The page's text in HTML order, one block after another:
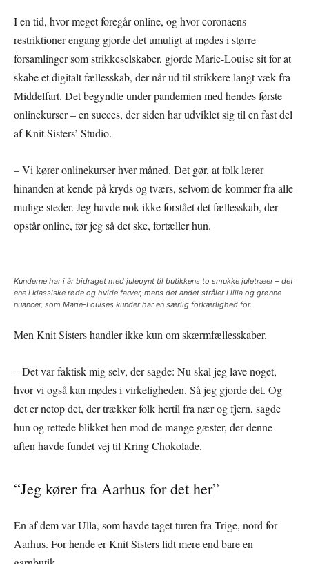
I en tid, hvor meget foregår online, og hvor coronaens
restriktioner engang gjorde det umuligt at mødes i større
forsamlinger som strikkeselskaber, gjorde Marie-Louise sit for at
skabe et digitalt fællesskab, der når ud til strikkere langt væk fra
Middelfart. Det begyndte under pandemien med hendes første
onlinekurser – en succes, der siden har udviklet sig til en fast del
af Knit Sisters’ Studio.
– Vi kører onlinekurser hver måned. Det gør, at folk lærer
hinanden at kende på kryds og tværs, selvom de kommer fra alle
mulige steder. Jeg havde nok ikke forstået det fællesskab, der
opstår online, før jeg så det ske, fortæller hun.
Kunderne har i år bidraget med julepynt til butikkens to smukke juletræer – det
ene i klassiske røde og hvide farver, mens det andet stråler i lilla og grønne
nuancer, som Marie-Louises kunder har en særlig forkærlighed for.
Men Knit Sisters handler ikke kun om skærmfællesskaber.
– Det var faktisk mig selv, der sagde: Nu skal jeg lave noget,
hvor vi også kan mødes i virkeligheden. Så jeg gjorde det. Og
det er netop det, der trækker folk hertil fra nær og fjern, sagde
hun og rettede blikket hen mod de mange gæster, der denne
aften havde fundet vej til Kring Chokolade.
“Jeg kører fra Aarhus for det her”
En af dem var Ulla, som havde taget turen fra Trige, nord for
Aarhus. For hende er Knit Sisters lidt mere end bare en